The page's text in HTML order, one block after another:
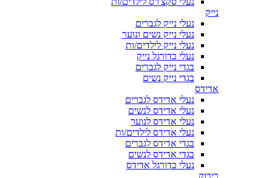
נייק
נעלי נייק לגברים
נעלי נייק נשים ונוער
נעלי נייק לילדים/ות
נעלי כדורגל נייק
בגדי נייק לגברים
בגדי נייק נשים
אדידס
נעלי אדידס לגברים
נעלי אדידס לנשים
נעלי אדידס לנוער
נעלי אדידס לילדים/ות
בגדי אדידס לגברים
בגדי אדידס לנשים
נעלי כדורגל אדידס
ריבוק